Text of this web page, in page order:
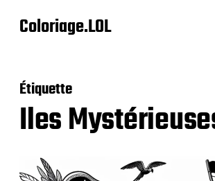
Coloriage.LOL
Étiquette
Iles